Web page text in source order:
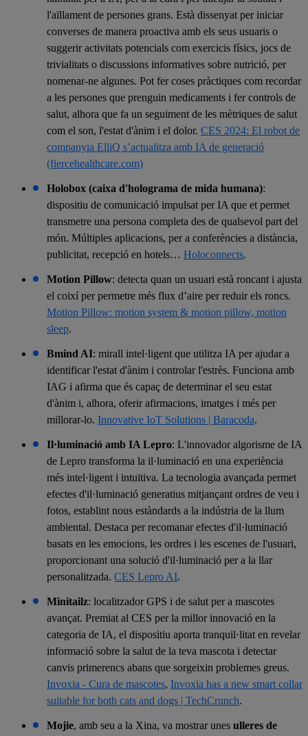
l'aïllament de persones grans. Està dissenyat per iniciar
converses de manera proactiva amb els seus usuaris o
suggerir activitats potencials com exercicis físics, jocs de
trivialitats o discussions informatives sobre nutrició, per
nomenar-ne algunes. Pot fer coses pràctiques com recordar
a les persones que prenguin medicaments i fer controls de
salut, alhora que fa un seguiment de les mètriques de salut
com el son, l'estat d'ànim i el dolor. CES 2024: El robot de
companyia ElliQ s’actualitza amb IA de generació
(fiercehealthcare.com)
Holobox (caixa d'holograma de mida humana):
dispositiu de comunicació impulsat per IA que et permet
transmetre una persona completa des de qualsevol part del
món. Múltiples aplicacions, per a conferències a distància,
publicitat, recepció en hotels… Holoconnects.
Motion Pillow: detecta quan un usuari està roncant i ajusta
el coixí per permetre més flux d’aire per reduir els roncs.
Motion Pillow: motion system & motion pillow, motion
sleep.
Bmind AI: mirall intel·ligent que utilitza IA per ajudar a
identificar l'estat d'ànim i controlar l'estrès. Funciona amb
IAG i afirma que és capaç de determinar el seu estat
d'ànim i, alhora, oferir afirmacions, imatges i més per
millorar-lo. Innovative IoT Solutions | Baracoda.
Il·luminació amb IA Lepro: L'innovador algorisme de IA
de Lepro transforma la il·luminació en una experiència
més intel·ligent i intuïtiva. La tecnologia avançada permet
efectes d'il·luminació generatius mitjançant ordres de veu i
fotos, establint nous estàndards a la indústria de la llum
ambiental. Destaca per recomanar efectes d'il·luminació
basats en les emocions, les ordres i les escenes de l'usuari,
proporcionant una solució d'il·luminació per a la llar
personalitzada. CES Lepro AI.
Minitailz: localitzador GPS i de salut per a mascotes
avançat. Premiat al CES per la millor innovació en la
categoria de IA, el dispositiu aporta tranquil·litat en revelar
informació sobre la salut de la teva mascota i detectar
canvis primerencs abans que sorgeixin problemes greus.
Invoxia - Cura de mascotes, Invoxia has a new smart collar
suitable for both cats and dogs | TechCrunch.
Mojie, amb seu a la Xina, va mostrar unes ulleres de